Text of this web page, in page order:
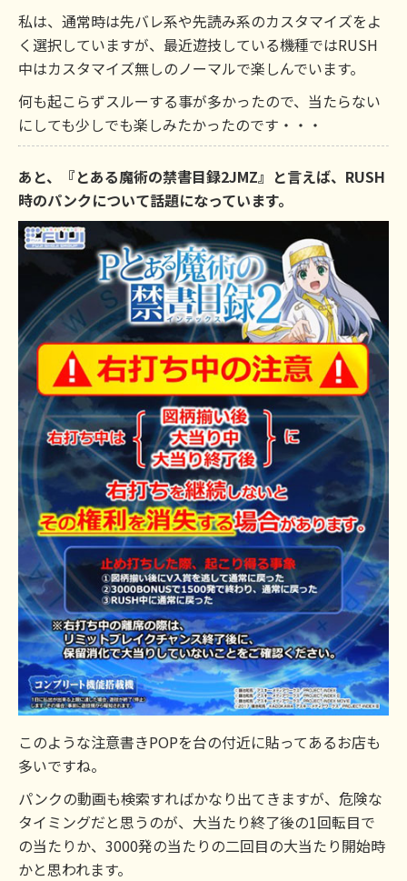
私は、通常時は先バレ系や先読み系のカスタマイズをよ
く選択していますが、最近遊技している機種ではRUSH
中はカスタマイズ無しのノーマルで楽しんでいます。
何も起こらずスルーする事が多かったので、当たらない
にしても少しでも楽しみたかったのです・・・
あと、『とある魔術の禁書目録2JMZ』と言えば、RUSH
時のパンクについて話題になっています。
このような注意書きPOPを台の付近に貼ってあるお店も
多いですね。
パンクの動画も検索すればかなり出てきますが、危険な
タイミングだと思うのが、大当たり終了後の1回転目で
の当たりか、3000発の当たりの二回目の大当たり開始時
かと思われます。